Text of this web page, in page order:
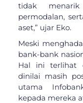
tidak
permodalan,
aset,” ujar Eko.
Meski
bank-bank
Hal ini terlihat
dinilai masih
utama
kepada mereka